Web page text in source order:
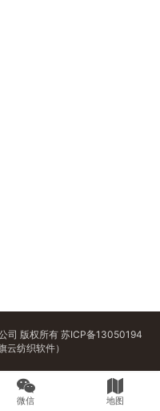
司 版权所有 苏ICP备13050194
云纺织软件）
微信 地图